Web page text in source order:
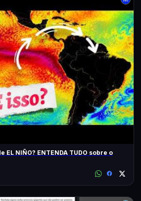
EL NIÑO? ENTENDA TUDO sobre o